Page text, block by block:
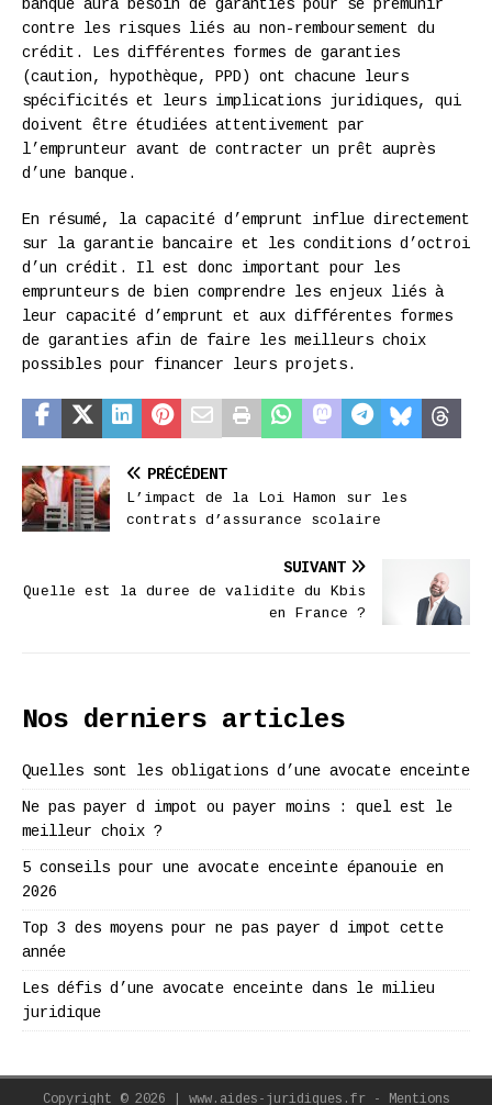
banque aura besoin de garanties pour se prémunir
contre les risques liés au non-remboursement du
crédit. Les différentes formes de garanties
(caution, hypothèque, PPD) ont chacune leurs
spécificités et leurs implications juridiques, qui
doivent être étudiées attentivement par
l’emprunteur avant de contracter un prêt auprès
d’une banque.
En résumé, la capacité d’emprunt influe directement
sur la garantie bancaire et les conditions d’octroi
d’un crédit. Il est donc important pour les
emprunteurs de bien comprendre les enjeux liés à
leur capacité d’emprunt et aux différentes formes
de garanties afin de faire les meilleurs choix
possibles pour financer leurs projets.
PRÉCÉDENT
L’impact de la Loi Hamon sur les
contrats d’assurance scolaire
SUIVANT
Quelle est la duree de validite du Kbis
en France ?
Nos derniers articles
Quelles sont les obligations d’une avocate enceinte
Ne pas payer d impot ou payer moins : quel est le
meilleur choix ?
5 conseils pour une avocate enceinte épanouie en
2026
Top 3 des moyens pour ne pas payer d impot cette
année
Les défis d’une avocate enceinte dans le milieu
juridique
Copyright © 2026 | www.aides-juridiques.fr - Mentions